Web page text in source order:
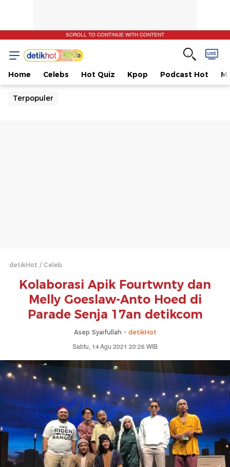
SCROLL TO CONTINUE WITH CONTENT
Home Celebs Hot Quiz Kpop Podcast Hot
Terpopuler
detikHot Celeb
Kolaborasi Apik Fourtwnty dan
Melly Goeslaw-Anto Hoed di
Parade Senja 17an detikcom
Asep Syaifullah - detikHot
Sabtu, 14 Agu 2021 20:26 WIB